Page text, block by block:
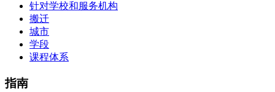
针对学校和服务机构
搬迁
城市
学段
课程体系
指南